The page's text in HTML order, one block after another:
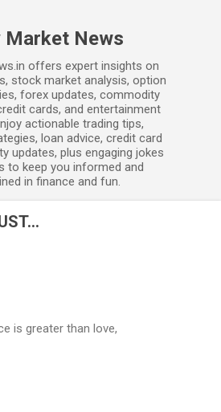
Market News
offers expert insights on
stock market analysis, option
forex updates, commodity
cards, and entertainment
actionable trading tips,
loan advice, credit card
updates, plus engaging jokes
to keep you informed and
in finance and fun.
is greater than love,